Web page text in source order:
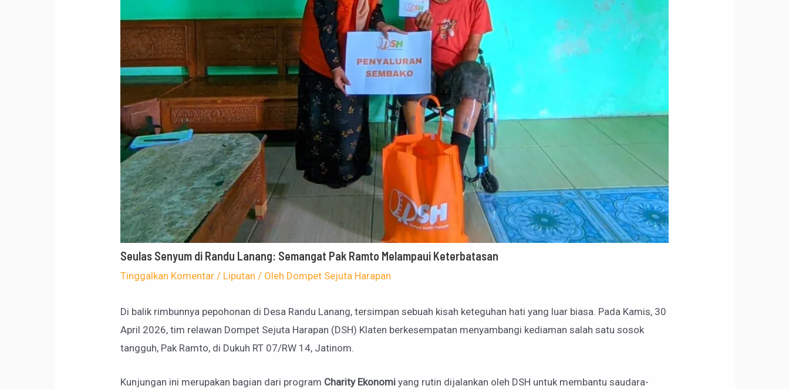
Seulas Senyum di Randu Lanang: Semangat Pak Ramto Melampaui Keterbatasan
Tinggalkan Komentar / Liputan / Oleh Dompet Sejuta Harapan
Di balik rimbunnya pepohonan di Desa Randu Lanang, tersimpan sebuah kisah keteguhan hati yang luar biasa. Pada Kamis, 30
April 2026, tim relawan Dompet Sejuta Harapan (DSH) Klaten berkesempatan menyambangi kediaman salah satu sosok
tangguh, Pak Ramto, di Dukuh RT 07/RW 14, Jatinom.
Kunjungan ini merupakan bagian dari program Charity Ekonomi yang rutin dijalankan oleh DSH untuk membantu saudara-